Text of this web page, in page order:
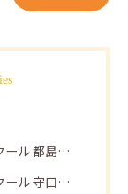
都島教室
守口教室